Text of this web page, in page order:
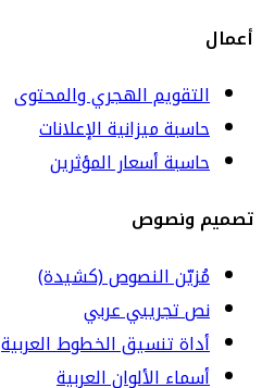
أعمال
التقويم الهجري والمحتوى
حاسبة ميزانية الإعلانات
حاسبة أسعار المؤثرين
تصميم ونصوص
مُزيّن النصوص (كشيدة)
نص تجريبي عربي
أداة تنسيق الخطوط العربية
أسماء الألوان العربية